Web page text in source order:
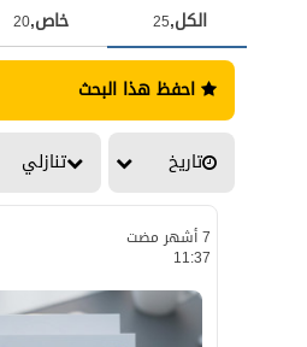
الكل,25 خاص,20
احفظ هذا البحث
تاريخ تنازلي
7 أشهر مضت
11:37